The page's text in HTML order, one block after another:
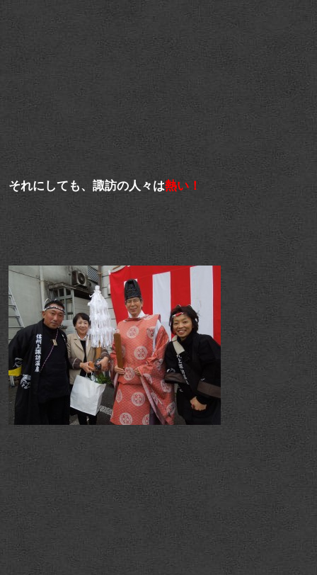
それにしても、諏訪の人々は熱い！